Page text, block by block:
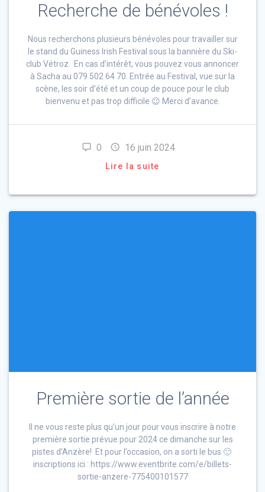
Recherche de bénévoles !
Nous recherchons plusieurs bénévoles pour travailler sur
le stand du Guiness Irish Festival sous la bannière du Ski-
club Vétroz. En cas d’intérêt, vous pouvez vous annoncer
à Sacha au 079 502 64 70. Entrée au Festival, vue sur la
scène, les soir d’été et un coup de pouce pour le club
bienvenu et pas trop difficile 😉 Merci d’avance.
0 16 juin 2024
Lire la suite
Première sortie de l’année
Il ne vous reste plus qu’un jour pour vous inscrire à notre
première sortie prévue pour 2024 ce dimanche sur les
pistes d’Anzère! Et pour l’occasion, on a sorti le bus 🙂
inscriptions ici : https://www.eventbrite.com/e/billets-
sortie-anzere-775400101577